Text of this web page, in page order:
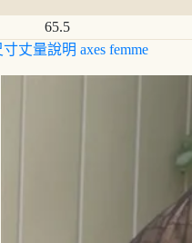
65.5
寸丈量說明 axes femme